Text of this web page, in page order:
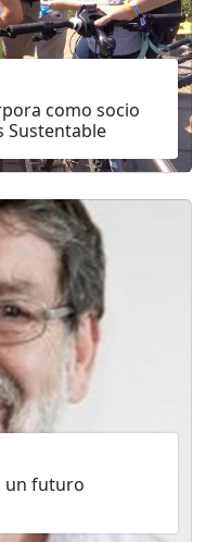
como socio
Sustentable
un futuro